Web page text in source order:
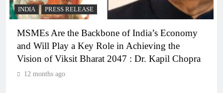
INDIA PRESS RELEASE
MSMEs Are the Backbone of India’s Economy
and Will Play a Key Role in Achieving the
Vision of Viksit Bharat 2047 : Dr. Kapil Chopra
12 months ago